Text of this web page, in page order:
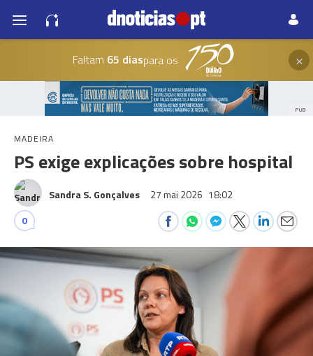
Faltam 65 diaspara os ×
PUB
MADEIRA
PS exige explicações sobre hospital
Sandra S. Gonçalves 27 mai 2026 18:02
0